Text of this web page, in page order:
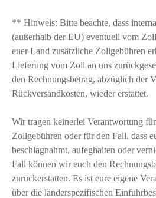
** Hinweis: Bitte beachte, dass
(außerhalb der EU) eventuell vom
euer Land zusätzliche Zollgebühren
Lieferung vom Zoll an uns
den Rechnungsbetrag, abzüglich der
Rückversandkosten, wieder erstattet.
Wir tragen keinerlei Verantwortung
Zollgebühren oder für den Fall, dass
beschlagnahmt, aufeghalten oder
Fall können wir euch den
zurückerstatten. Es ist eure eigene
über die länderspezifischen